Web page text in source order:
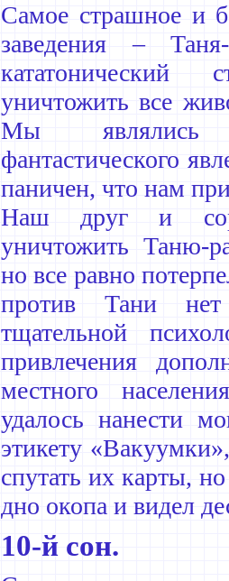
Самое страшное и
заведения –
кататонический
уничтожить все
Мы являлись
фантастического
паничен, что нам
Наш друг и
уничтожить Таню-
но все равно
против Тани
тщательной
привлечения
местного
удалось нанести
этикету
спутать их карты,
дно окопа и видел
10-й сон.